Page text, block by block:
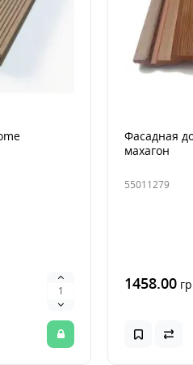
Фасадная
махагон
55011279
1458.00